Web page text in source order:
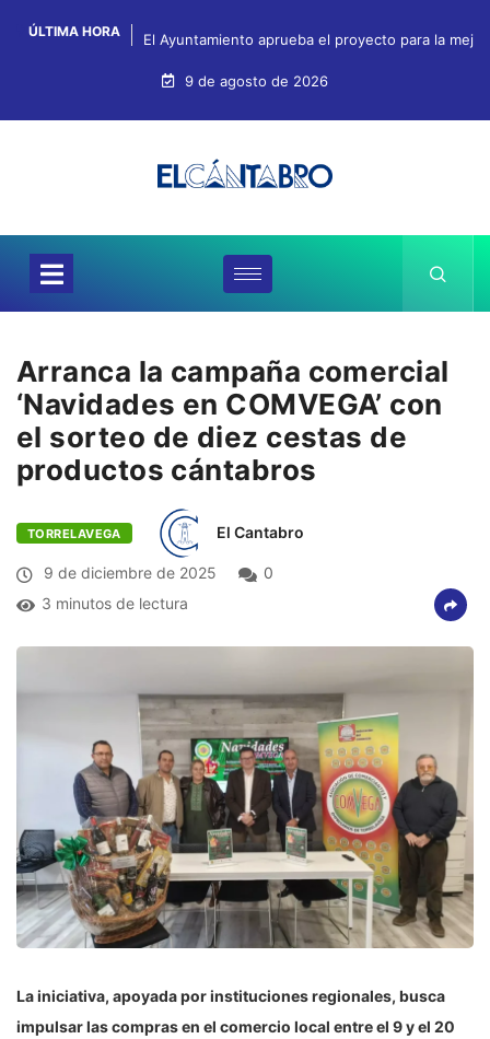
ÚLTIMA HORA El Ayuntamiento aprueba el proyecto para la
9 de agosto de 2026
Arranca la campaña comercial
‘Navidades en COMVEGA’ con
el sorteo de diez cestas de
productos cántabros
TORRELAVEGA El Cantabro
9 de diciembre de 2025
0
3 minutos de lectura
La iniciativa, apoyada por instituciones regionales, busca
impulsar las compras en el comercio local entre el 9 y el 20